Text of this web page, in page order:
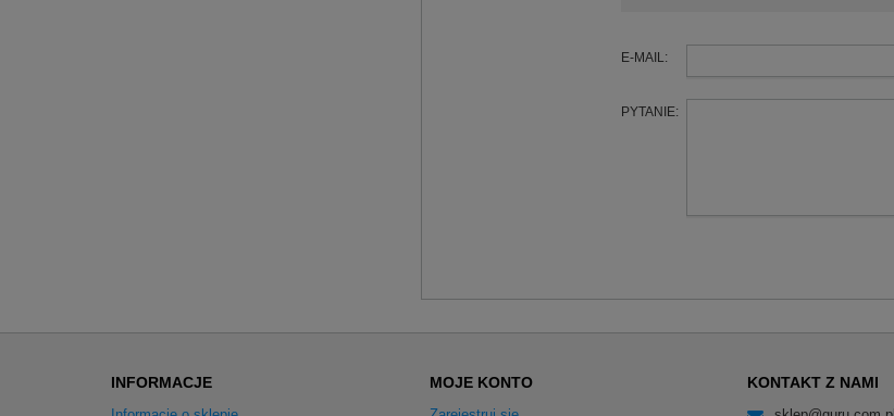
E-MAIL:
PYTANIE:
INFORMACJE MOJE KONTO KONTAKT Z NAMI